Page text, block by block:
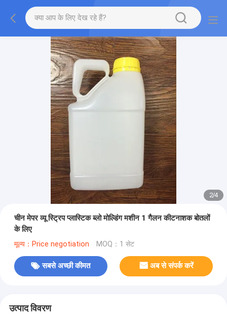
2/4
चीन मेपर व्यू स्ट्रिप प्लास्टिक ब्लो मोल्डिंग मशीन 1 गैलन कीटनाशक बोतलों
के लिए
मूल्य：Price negotiation MOQ：1 सेट
सबसे अच्छी कीमत अब से संपर्क करें
उत्पाद विवरण